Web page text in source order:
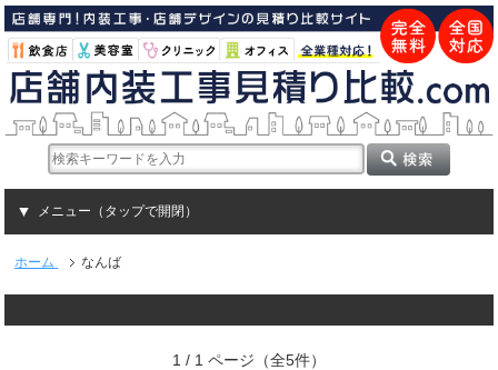
メニュー（タップで開閉）
ホーム なんば
1 / 1 ページ（全5件）